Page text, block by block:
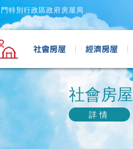
特別行政區政府房屋局
社會房屋
詳情